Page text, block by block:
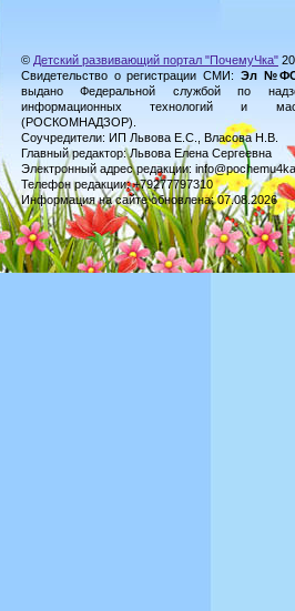
© Детский развивающий портал "ПочемуЧка"
Свидетельство о регистрации СМИ: Эл
выдано Федеральной службой по
информационных технологий и
(РОСКОМНАДЗОР).
Соучредители: ИП Львова Е.С., Власова Н.В.
Главный редактор: Львова Елена Сергеевна
Электронный адрес редакции:
Телефон редакции: +79277797310
Информация на сайте обновлена: 07.08.2026